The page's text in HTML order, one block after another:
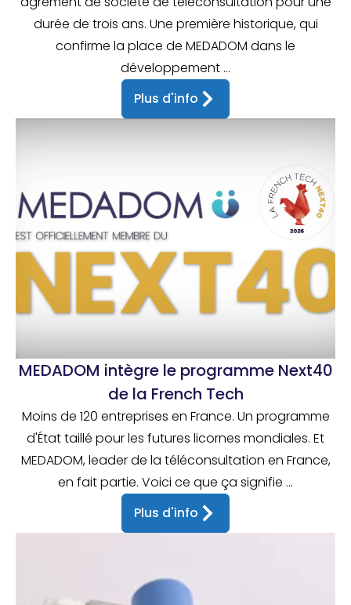
durée de trois ans. Une première historique, qui
confirme la place de MEDADOM dans le
développement ...
Plus d'info
MEDADOM intègre le programme Next40
de la French Tech
Moins de 120 entreprises en France. Un programme
d'État taillé pour les futures licornes mondiales. Et
MEDADOM, leader de la téléconsultation en France,
en fait partie. Voici ce que ça signifie ...
Plus d'info